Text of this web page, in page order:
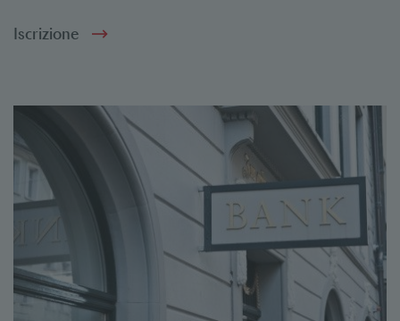
Iscrizione